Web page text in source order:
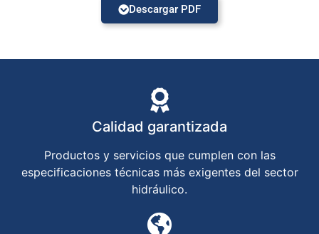
Descargar PDF
Calidad garantizada
Productos y servicios que cumplen con las
especificaciones técnicas más exigentes del sector
hidráulico.